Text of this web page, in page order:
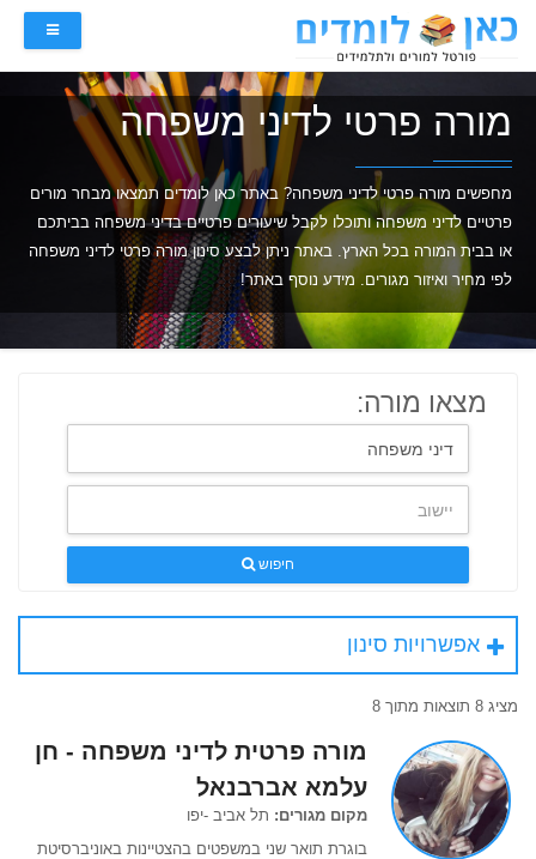
מורה פרטי לדיני משפחה
מחפשים מורה פרטי לדיני משפחה? באתר כאן לומדים תמצאו מבחר מורים
פרטיים לדיני משפחה ותוכלו לקבל שיעורים פרטיים בדיני משפחה בביתכם
או בבית המורה בכל הארץ. באתר ניתן לבצע סינון מורה פרטי לדיני משפחה
לפי מחיר ואיזור מגורים. מידע נוסף באתר!
מצאו מורה:
חיפוש
אפשרויות סינון
מציג 8 תוצאות מתוך 8
מורה פרטית לדיני משפחה - חן
עלמא אברבנאל
מקום מגורים: תל אביב -יפו
בוגרת תואר שני במשפטים בהצטיינות באוניברסיטת